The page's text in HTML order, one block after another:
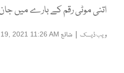
اتنی موٹی رقم کے بارے میں
ویب ڈیسک | شائع 2021 11:26 AM